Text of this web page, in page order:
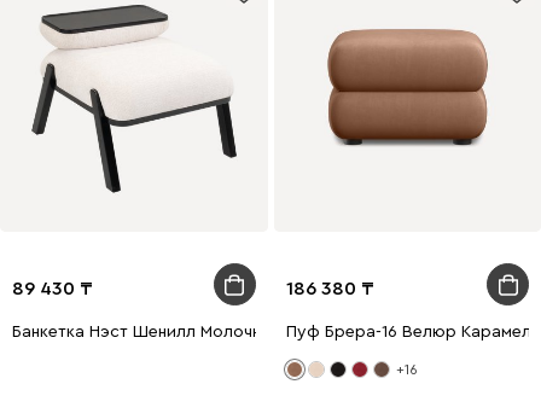
89 430
Банкетка Нэст Шенилл Молочный
186 380
Пуф Брера-16 Велюр
+16